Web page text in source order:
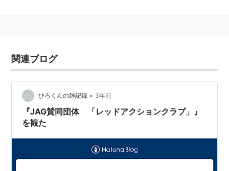
関連ブログ
ひろくんの雑記録 • 3年前
『JAG賛同団体 「レッドアクションクラブ」』
を観た